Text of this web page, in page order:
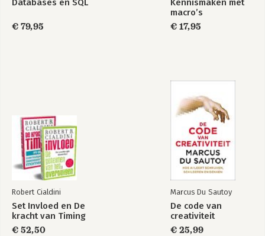
2019, 2016 en Office
Snel kennismaken
met Windows 11
Databases en SQL
€ 79,95
Kennismaken met
macro’s
€ 17,95
Robert Cialdini
Set Invloed en De
kracht van Timing
€ 52,50
Marcus Du Sautoy
De code van
creativiteit
€ 25,99